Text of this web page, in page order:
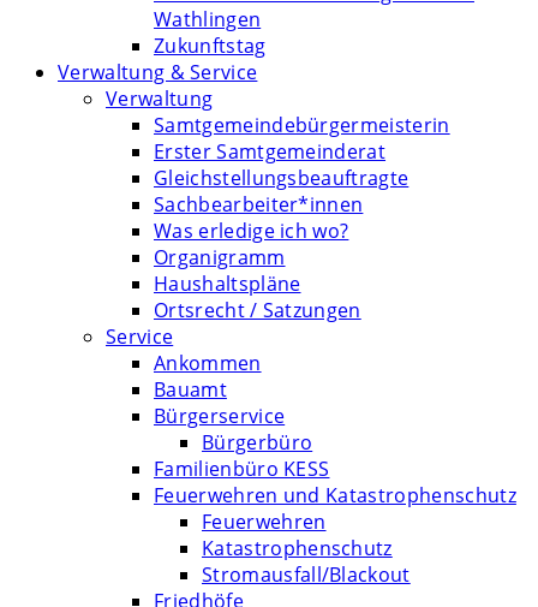
Wathlingen
Zukunftstag
Verwaltung & Service
Verwaltung
Samtgemeindebürgermeisterin
Erster Samtgemeinderat
Gleichstellungsbeauftragte
Sachbearbeiter*innen
Was erledige ich wo?
Organigramm
Haushaltspläne
Ortsrecht / Satzungen
Service
Ankommen
Bauamt
Bürgerservice
Bürgerbüro
Familienbüro KESS
Feuerwehren und Katastrophenschutz
Feuerwehren
Katastrophenschutz
Stromausfall/Blackout
Friedhöfe